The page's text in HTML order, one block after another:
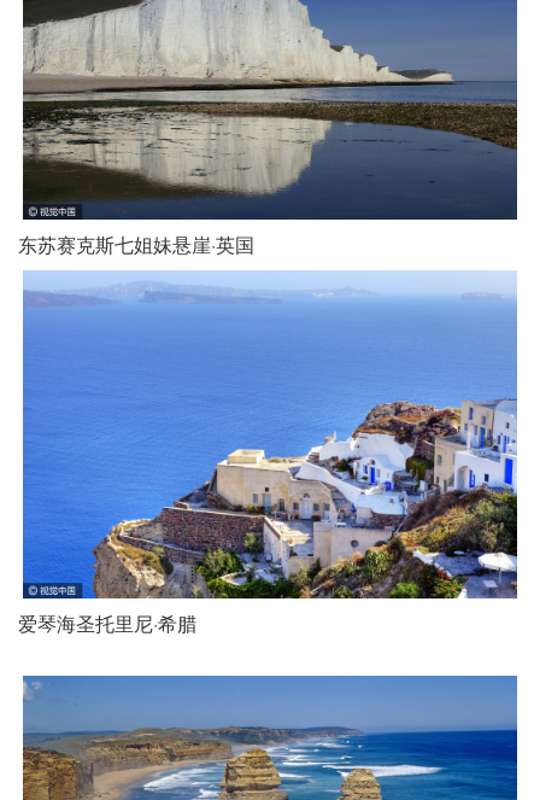
东苏赛克斯七姐妹悬崖·英国
爱琴海圣托里尼·希腊